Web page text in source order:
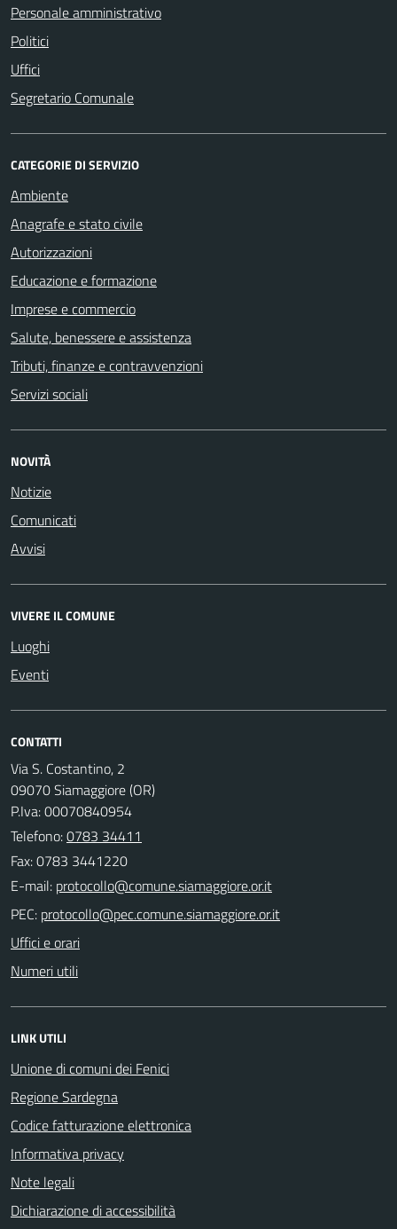
Personale amministrativo
Politici
Uffici
Segretario Comunale
CATEGORIE DI SERVIZIO
Ambiente
Anagrafe e stato civile
Autorizzazioni
Educazione e formazione
Imprese e commercio
Salute, benessere e assistenza
Tributi, finanze e contravvenzioni
Servizi sociali
NOVITÀ
Notizie
Comunicati
Avvisi
VIVERE IL COMUNE
Luoghi
Eventi
CONTATTI
Via S. Costantino, 2
09070 Siamaggiore (OR)
P.Iva: 00070840954
Telefono:0783 34411
Fax: 0783 3441220
E-mail:
PEC:
Uffici e orari
Numeri utili
LINK UTILI
Unione di comuni dei Fenici
Regione Sardegna
Codice fatturazione elettronica
Informativa privacy
Note legali
Dichiarazione di accessibilità